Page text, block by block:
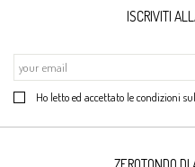
ISCRIVITI
Ho letto ed accettato le condizioni